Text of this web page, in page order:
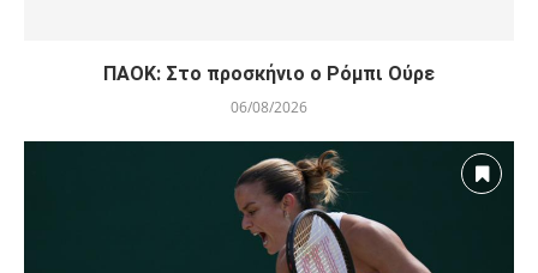
ΠΑΟΚ: Στο προσκήνιο ο Ρόμπι Ούρε
06/08/2026